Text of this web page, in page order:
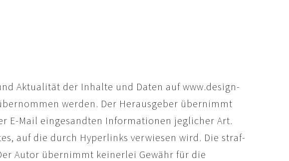
Aktualität der Inhalte und Daten auf www.design-
werden. Der Herausgeber übernimmt
E-Mail eingesandten Informationen jeglicher Art.
auf die durch Hyperlinks verwiesen wird. Die straf-
Autor übernimmt keinerlei Gewähr für die